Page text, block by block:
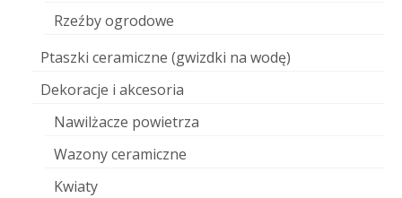
Rzeźby ogrodowe
Ptaszki ceramiczne (gwizdki na wodę)
Dekoracje i akcesoria
Nawilżacze powietrza
Wazony ceramiczne
Kwiaty